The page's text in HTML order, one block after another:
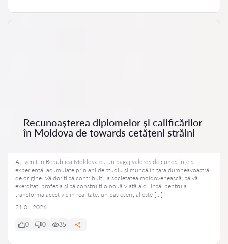
Recunoașterea diplomelor și calificărilor
în Moldova de towards cetățeni străini
Ați venit în Republica Moldova cu un bagaj valoros de cunoștințe și
experiență, acumulate prin ani de studiu și muncă în țara dumneavoastră
de origine. Vă doriți să contribuiți la societatea moldovenească, să vă
exercitați profesia și să construiți o nouă viață aici. Însă, pentru a
transforma acest vis în realitate, un pas esențial este […]
21.04.2026
0 0 35